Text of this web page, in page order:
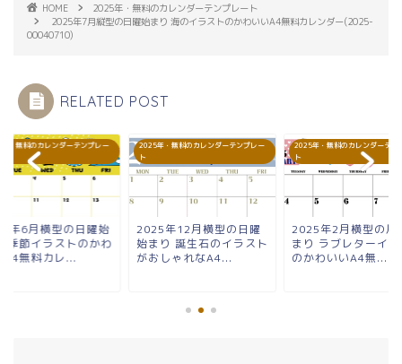
HOME
2025年・無料のカレンダーテンプレート
2025年7月縦型の日曜始まり 海のイラストのかわいいA4無料カレンダー(2025-
00040710)
RELATED POST
・無料のカレンダーテンプレー
年6月横型の日曜始
季節イラストのかわ
A4無料カレ...
2025年・無料のカレンダーテンプレー
ト
2025年12月横型の日曜
始まり 誕生石のイラスト
がおしゃれなA4...
2025年・無料のカレンダーテン
ト
2025年2月横型の月
まり ラブレターイ
のかわいいA4無...